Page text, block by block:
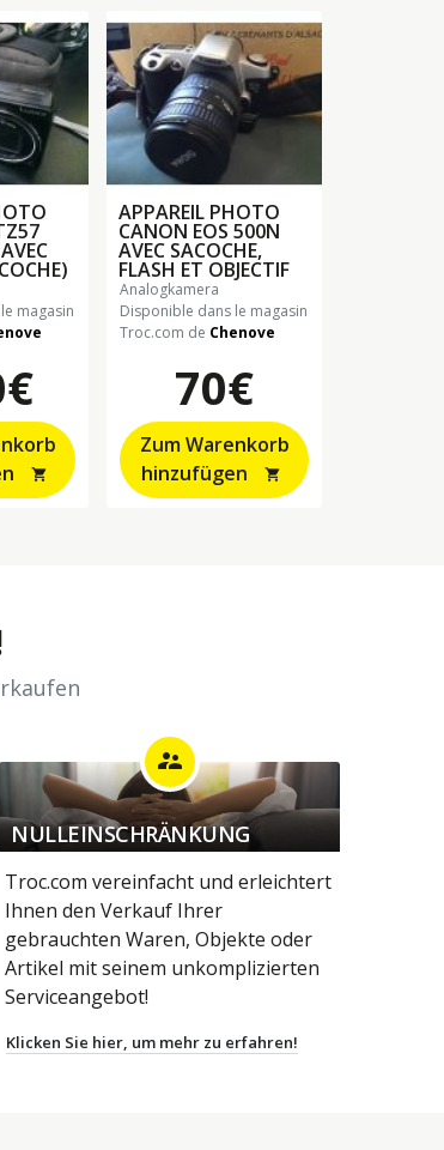
magasin
shopping_cart
APPAREIL PHOTO
CANON EOS 500N
AVEC SACOCHE,
FLASH ET OBJECTIF
analogkamera
Disponible dans le magasin
Troc.com de Chenove
70€
Zum Warenkorb
hinzufügen
shopping_cart
supervisor_account
NULLEINSCHRÄNKUNG
Troc.com vereinfacht und erleichtert
Ihnen den Verkauf Ihrer
gebrauchten Waren, Objekte oder
Artikel mit seinem unkomplizierten
Serviceangebot!
Klicken Sie hier, um mehr zu erfahren!